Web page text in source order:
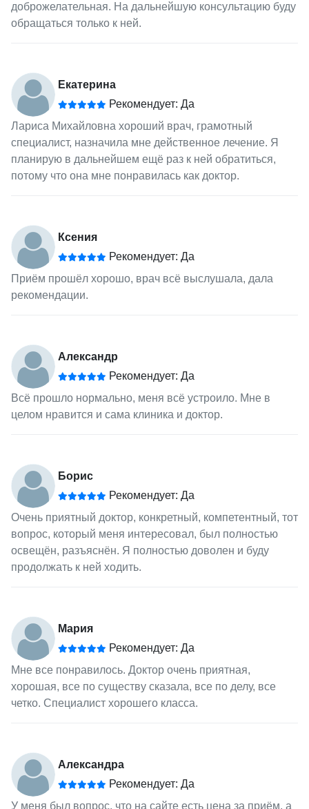
доброжелательная. На дальнейшую консультацию буду
обращаться только к ней.
Екатерина
Рекомендует: Да
Лариса Михайловна хороший врач, грамотный
специалист, назначила мне действенное лечение. Я
планирую в дальнейшем ещё раз к ней обратиться,
потому что она мне понравилась как доктор.
Ксения
Рекомендует: Да
Приём прошёл хорошо, врач всё выслушала, дала
рекомендации.
Александр
Рекомендует: Да
Всё прошло нормально, меня всё устроило. Мне в
целом нравится и сама клиника и доктор.
Борис
Рекомендует: Да
Очень приятный доктор, конкретный, компетентный, тот
вопрос, который меня интересовал, был полностью
освещён, разъяснён. Я полностью доволен и буду
продолжать к ней ходить.
Мария
Рекомендует: Да
Мне все понравилось. Доктор очень приятная,
хорошая, все по существу сказала, все по делу, все
четко. Специалист хорошего класса.
Александра
Рекомендует: Да
У меня был вопрос, что на сайте есть цена за приём, а